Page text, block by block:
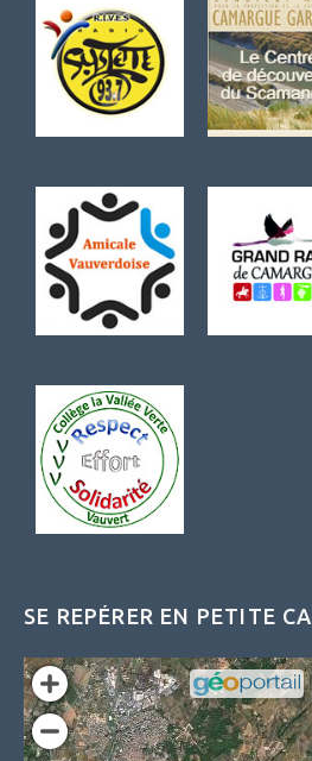
SE REPÉRER EN PETITE